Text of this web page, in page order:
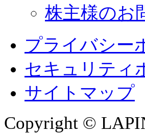
株主様のお
プライバシー
セキュリティ
サイトマップ
Copyright ©